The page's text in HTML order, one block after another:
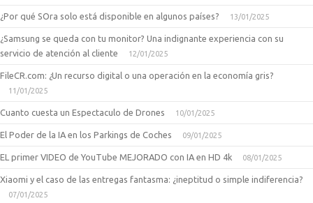
¿Por qué SOra solo está disponible en algunos países? 13/01/2025
¿Samsung se queda con tu monitor? Una indignante experiencia con su
servicio de atención al cliente
12/01/2025
FileCR.com: ¿Un recurso digital o una operación en la economía gris?
11/01/2025
Cuanto cuesta un Espectaculo de Drones 10/01/2025
El Poder de la IA en los Parkings de Coches 09/01/2025
EL primer VIDEO de YouTube MEJORADO con IA en HD 4k 08/01/2025
Xiaomi y el caso de las entregas fantasma: ¿ineptitud o simple indiferencia?
07/01/2025